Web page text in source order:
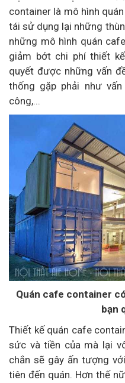
container là mô hình
tái sử dụng lại những
những mô hình quán
giảm bớt chi phí thiết
quyết được những vấn
thống gặp phải như
công,...
Quán cafe container
bạn
Thiết kế quán cafe
sức và tiền của mà lại
chắn sẽ gây ấn tượng
tiên đến quán. Hơn thế